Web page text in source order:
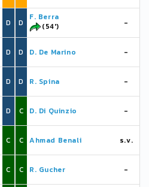
D
D
D
D
C
C
D
F. Berra
(54')
-
D D. De Marino -
D R. Spina -
C D. Di Quinzio -
C Ahmad Benali s.v.
C R. Gucher -